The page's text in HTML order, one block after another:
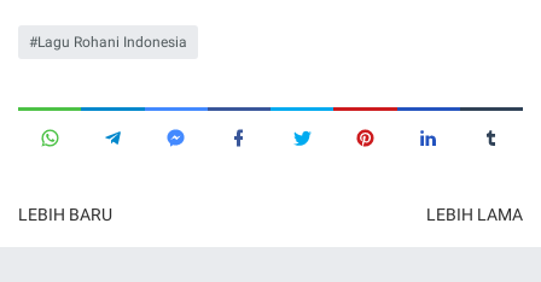
Lagu Rohani Indonesia
LEBIH BARU LEBIH LAMA